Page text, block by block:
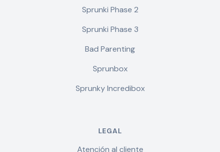
Sprunki Phase 2
Sprunki Phase 3
Bad Parenting
Sprunbox
Sprunky Incredibox
LEGAL
Atención al cliente